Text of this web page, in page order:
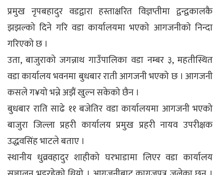
प्रमुख नृपबहादुर वडद्वारा हस्ताक्षरित विज्ञप्तीमा द्वन्द्वकालकै
झझल्को दिने गरि वडा कार्यालयमा भएको आगजनीको निन्दा
गरिएको छ ।
उता, बाजुराको जगन्नाथ गाउँपालिका वडा नम्बर ३, महतीस्थित
वडा कार्यालय भवनमा बुधबार राती आगजनी भएको छ । आगजनी
कसले ग¥यो भन्ने अझैं खुल्न सकेको छैन ।
बुधबार राति साढे ११ बजेतिर वडा कार्यालयमा आगजनी भएको
बाजुरा जिल्ला प्रहरी कार्यालय प्रमुख प्रहरी नायव उपरीक्षक
उद्धवसिंह भाटले बताए ।
स्थानीय धुव्रवहादुर शाहीको घरभाडामा लिएर वडा कार्यालय